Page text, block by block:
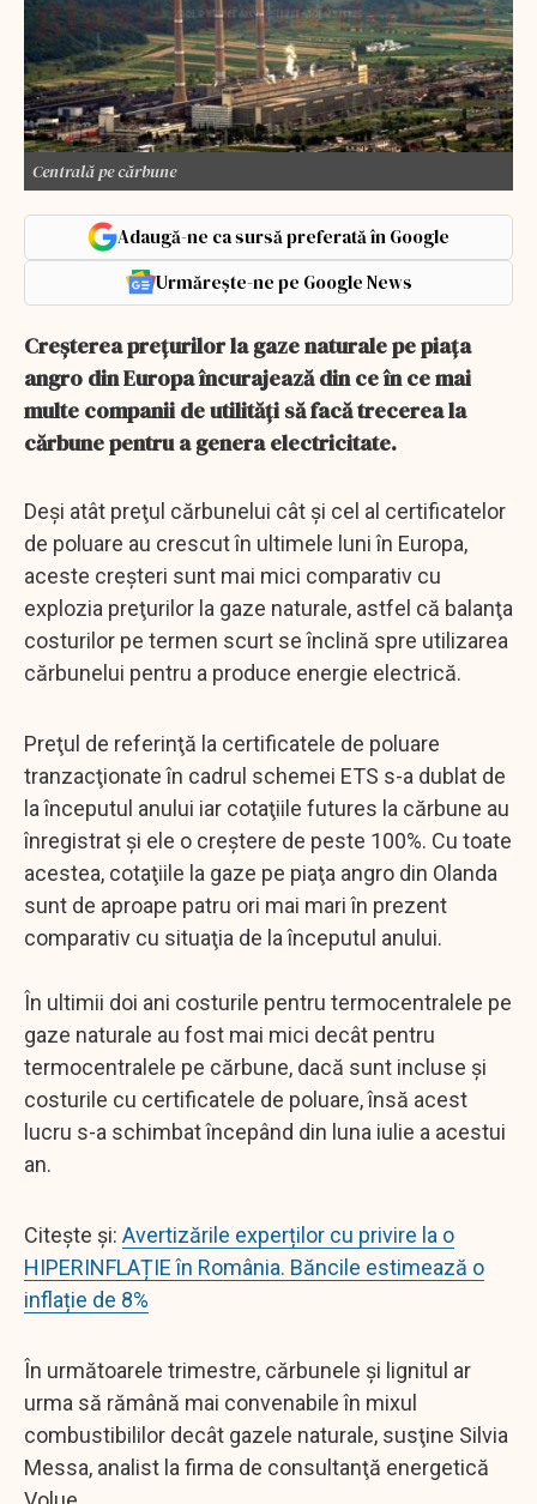
Centrală pe cărbune
Adaugă-ne ca sursă preferată în Google
Urmărește-ne pe Google News
Creşterea preţurilor la gaze naturale pe piaţa
angro din Europa încurajează din ce în ce mai
multe companii de utilităţi să facă trecerea la
cărbune pentru a genera electricitate.
Deşi atât preţul cărbunelui cât şi cel al certificatelor
de poluare au crescut în ultimele luni în Europa,
aceste creşteri sunt mai mici comparativ cu
explozia preţurilor la gaze naturale, astfel că balanţa
costurilor pe termen scurt se înclină spre utilizarea
cărbunelui pentru a produce energie electrică.
Preţul de referinţă la certificatele de poluare
tranzacţionate în cadrul schemei ETS s-a dublat de
la începutul anului iar cotaţiile futures la cărbune au
înregistrat şi ele o creştere de peste 100%. Cu toate
acestea, cotaţiile la gaze pe piaţa angro din Olanda
sunt de aproape patru ori mai mari în prezent
comparativ cu situaţia de la începutul anului.
În ultimii doi ani costurile pentru termocentralele pe
gaze naturale au fost mai mici decât pentru
termocentralele pe cărbune, dacă sunt incluse şi
costurile cu certificatele de poluare, însă acest
lucru s-a schimbat începând din luna iulie a acestui
an.
Citește și: Avertizările experților cu privire la o
HIPERINFLAȚIE în România. Băncile estimează o
inflație de 8%
În următoarele trimestre, cărbunele şi lignitul ar
urma să rămână mai convenabile în mixul
combustibililor decât gazele naturale, susţine Silvia
Messa, analist la firma de consultanţă energetică